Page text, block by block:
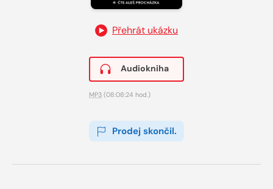
Přehrát ukázku
Audiokniha
MP3 (08:08:24 hod.)
Prodej skončil.